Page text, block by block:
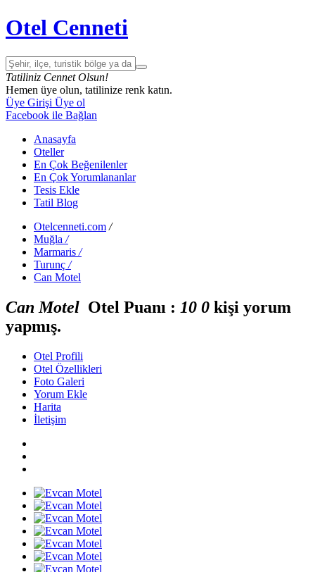
Otel Cenneti
Tatiliniz Cennet Olsun!
Hemen üye olun, tatilinize renk katın.
Üye Girişi Üye ol
Facebook ile Bağlan
Anasayfa
Oteller
En Çok Beğenilenler
En Çok Yorumlananlar
Tesis Ekle
Tatil Blog
Otelcenneti.com /
Muğla /
Marmaris /
Turunç /
Can Motel
Can Motel Otel Puanı : 10 0 kişi yorum
yapmış.
Otel Profili
Otel Özellikleri
Foto Galeri
Yorum Ekle
Harita
İletişim